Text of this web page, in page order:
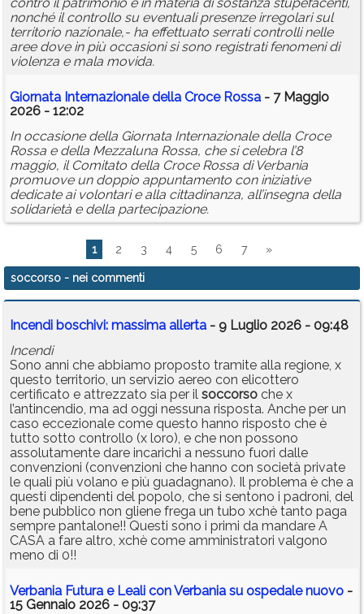
contro il patrimonio e in materia di sostanza stupefacenti,
nonché il controllo su eventuali presenze irregolari sul
territorio nazionale,- ha effettuato serrati controlli nelle
aree dove in più occasioni si sono registrati fenomeni di
violenza e mala movida.
Giornata Internazionale della Croce Rossa - 7 Maggio
2026 - 12:02
In occasione della Giornata Internazionale della Croce
Rossa e della Mezzaluna Rossa, che si celebra l’8
maggio, il Comitato della Croce Rossa di Verbania
promuove un doppio appuntamento con iniziative
dedicate ai volontari e alla cittadinanza, all’insegna della
solidarietà e della partecipazione.
1 2 3 4 5 6 7 »
soccorso - nei commenti
Incendi boschivi: massima allerta - 9 Luglio 2026 - 09:48
Incendi
Sono anni che abbiamo proposto tramite alla regione, x
questo territorio, un servizio aereo con elicottero
certificato e attrezzato sia per il soccorso che x
l’antincendio, ma ad oggi nessuna risposta. Anche per un
caso eccezionale come questo hanno risposto che è
tutto sotto controllo (x loro), e che non possono
assolutamente dare incarichi a nessuno fuori dalle
convenzioni (convenzioni che hanno con società private
le quali più volano e più guadagnano). Il problema è che a
questi dipendenti del popolo, che si sentono i padroni, del
bene pubblico non gliene frega un tubo xchè tanto paga
sempre pantalone!! Questi sono i primi da mandare A
CASA a fare altro, xchè come amministratori valgono
meno di 0!!
Verbania Futura e Leali con Verbania su ospedale nuovo -
15 Gennaio 2026 - 09:37